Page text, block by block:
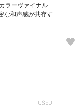
ラーヴァイナル
な和声感が共存す
USED